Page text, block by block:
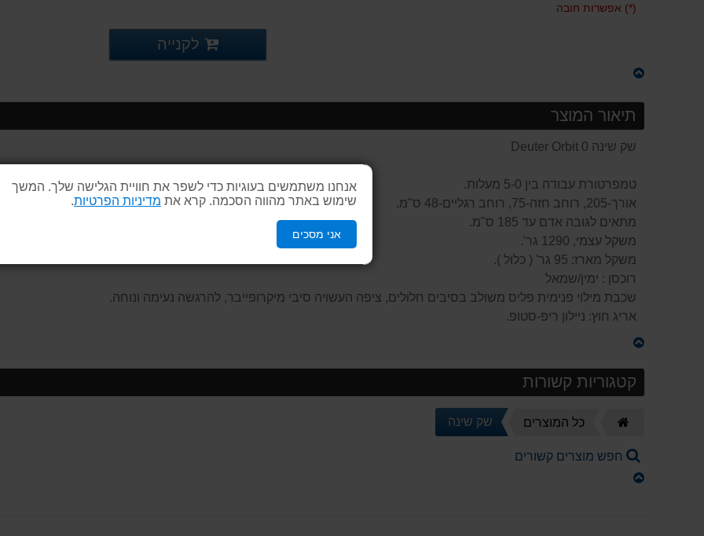
אנחנו משתמשים בעוגיות כדי לשפר את חוויית הגלישה שלך. המשך
שימוש באתר מהווה הסכמה. קרא את מדיניות הפרטיות.
אני מסכים
(*) אפשרות חובה
לקנייה
תיאור המוצר
שק שינה Deuter Orbit 0
טמפרטורת עבודה בין 5-0 מעלות.
אורך-205, רוחב חזה-75, רוחב רגליים-48 ס"מ.
מתאים לגובה אדם עד 185 ס"מ.
משקל עצמי, 1290 גר'.
משקל מארז: 95 גר' ( כלול ).
רוכסן : ימין/שמאל
שכבת מילוי פנימית פליס משולב בסיבים חלולים, ציפה העשויה סיבי מיקרופייבר, להרגשה נעימה ונוחה.
אריג חוץ: ניילון ריפ-סטופ.
קטגוריות קשורות
כל המוצרים שק שינה
חפש מוצרים קשורים